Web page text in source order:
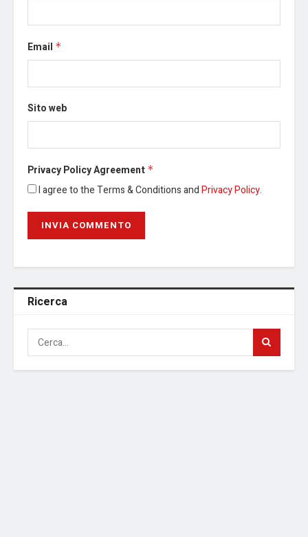
Email *
Sito web
Privacy Policy Agreement *
I agree to the Terms & Conditions andPrivacy Policy.
Ricerca